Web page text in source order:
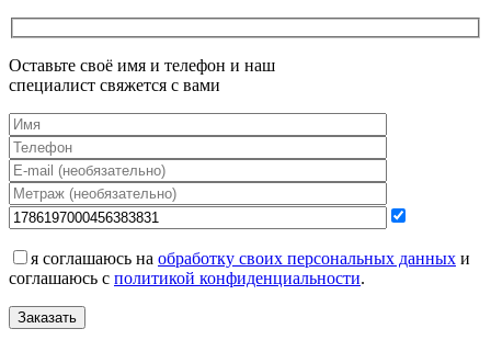
Оставьте своё имя и телефон и наш
специалист свяжется с вами
я соглашаюсь на обработку своих персональных данных и
соглашаюсь с политикой конфиденциальности.
Заказать